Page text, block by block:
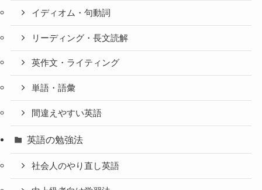
イディオム・句動詞
リーディング・長文読解
英作文・ライティング
単語・語彙
間違えやすい英語
英語の勉強法
社会人のやり直し英語